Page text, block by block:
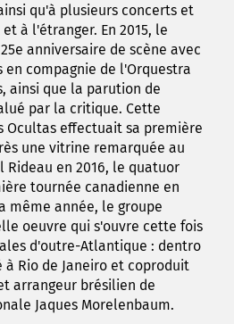
qu'à plusieurs concerts et
à l'étranger. En 2015, le
anniversaire de scène avec
en compagnie de l'Orquestra
ainsi que la parution de
par la critique. Cette
Ocultas effectuait sa première
une vitrine remarquée au
Rideau en 2016, le quatuor
tournée canadienne en
même année, le groupe
oeuvre qui s'ouvre cette fois
d'outre-Atlantique : dentro
à Rio de Janeiro et coproduit
arrangeur brésilien de
Jaques Morelenbaum.